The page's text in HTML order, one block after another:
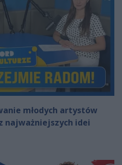
młodych artystów
najważniejszych idei